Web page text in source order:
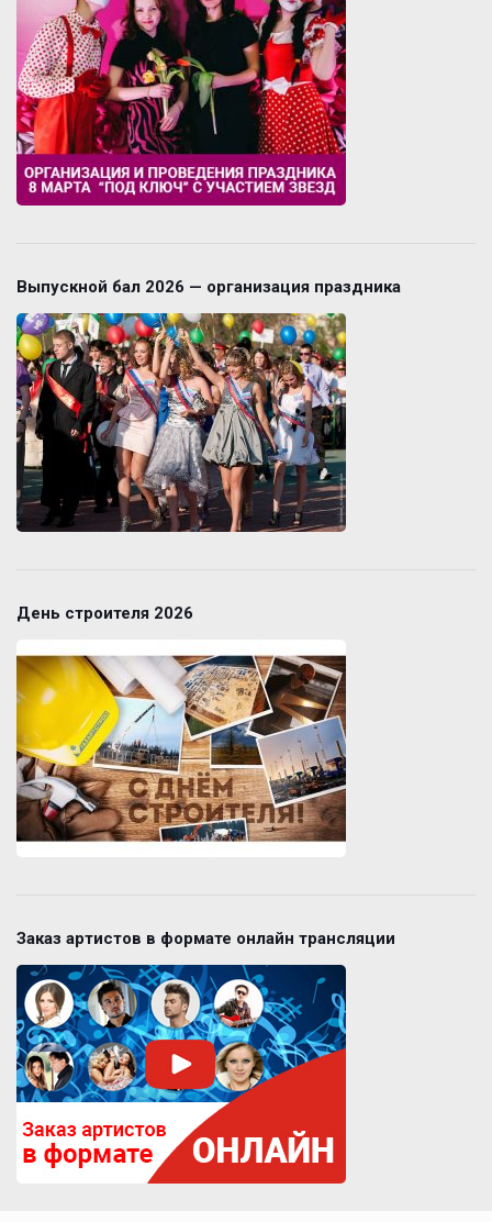
Выпускной бал 2026 — организация праздника
День строителя 2026
Заказ артистов в формате онлайн трансляции